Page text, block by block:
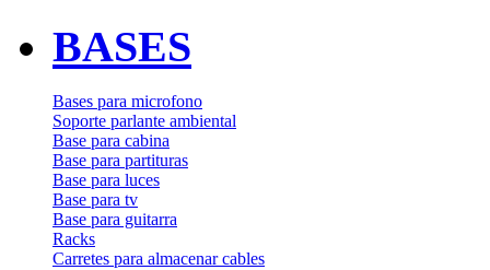
BASES
Bases para microfono
Soporte parlante ambiental
Base para cabina
Base para partituras
Base para luces
Base para tv
Base para guitarra
Racks
Carretes para almacenar cables